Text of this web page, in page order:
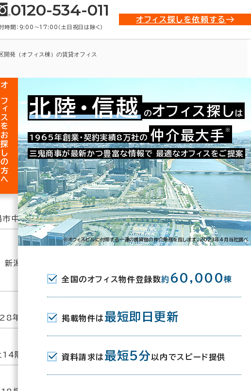
0120-534-011
時間：9:00〜17:00（土日祝日は除く）
オフィス探しを依頼する
開発（オフィス棟）の賃貸オフィス
の建物情報
お問い合わせ番号：021-54988
中央区花園1（予定）
新潟駅 ( ＪＲ ) 万代口 5分
年 8月(予定)
14階建
オフィスをお探しの方へ 北陸・信越 のオフィス探し は
1965年創業・契約実績8万社の 仲介最大手 ※
三鬼商事が最新かつ豊富な情報で 最適なオフィスをご提案
※オフィスビルに付帯する一連の賃貸借の仲介業務を指します。2023年4月当社調べ
全国のオフィス物件登録数約 60,000棟
掲載物件は 最短即日更新
資料請求は 最短5分 以内でスピード提供